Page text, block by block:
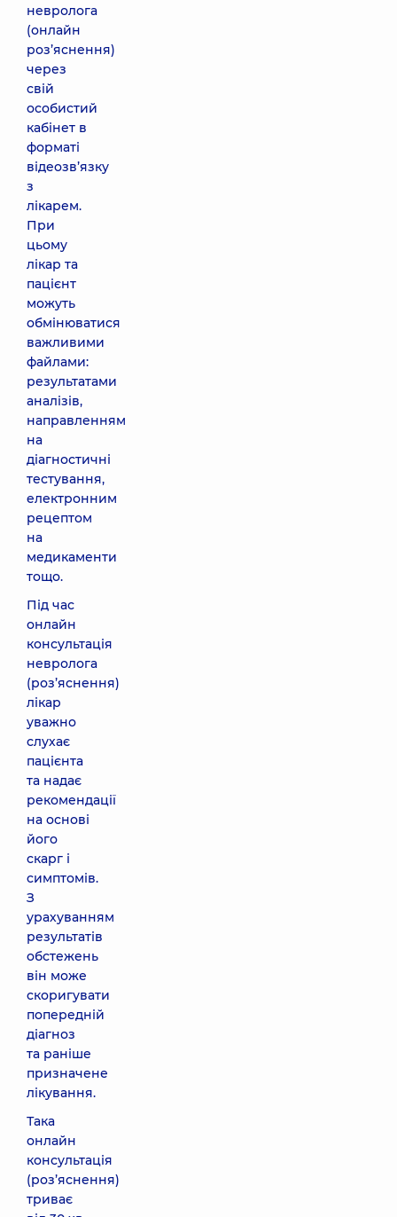
невролога
(онлайн
роз’яснення)
через
свій
особистий
кабінет в
форматі
відеозв’язку
з
лікарем.
При
цьому
лікар та
пацієнт
можуть
обмінюватися
важливими
файлами:
результатами
аналізів,
направленням
на
діагностичні
тестування,
електронним
рецептом
на
медикаменти
тощо.
Під час
онлайн
консультація
невролога
(роз’яснення)
лікар
уважно
слухає
пацієнта
та надає
рекомендації
на основі
його
скарг і
симптомів.
З
урахуванням
результатів
обстежень
він може
скоригувати
попередній
діагноз
та раніше
призначене
лікування.
Така
онлайн
консультація
(роз’яснення)
триває